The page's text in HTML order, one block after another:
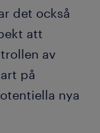
det också
att
av
på
nya